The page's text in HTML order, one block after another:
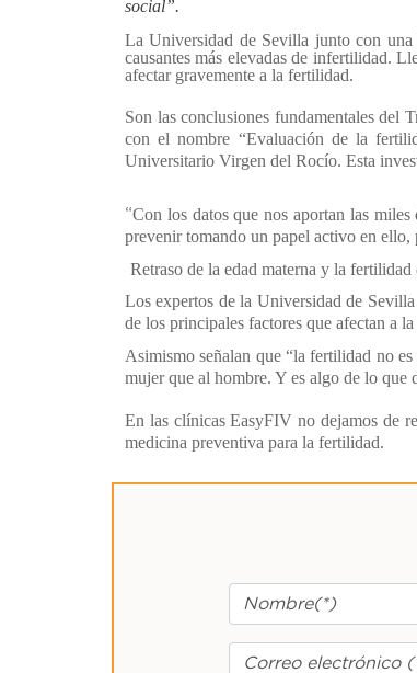
social”.
La Universidad de Sevilla junto con una
causantes más elevadas de infertilidad.
afectar gravemente a la fertilidad.
Son las conclusiones fundamentales del
con el nombre “Evaluación de la
Universitario Virgen del Rocío. Esta
“Con los datos que nos aportan las
prevenir tomando un papel activo en
Retraso de la edad materna y la fertilidad
Los expertos de la Universidad de
de los principales factores que afectan a
Asimismo señalan que “la fertilidad no
mujer que al hombre. Y es algo de lo que
En las clínicas EasyFIV no dejamos de
medicina preventiva para la fertilidad.